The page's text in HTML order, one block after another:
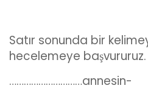
Satır sonunda bir
hecelemeye başvururuz.
…………………………annesin-